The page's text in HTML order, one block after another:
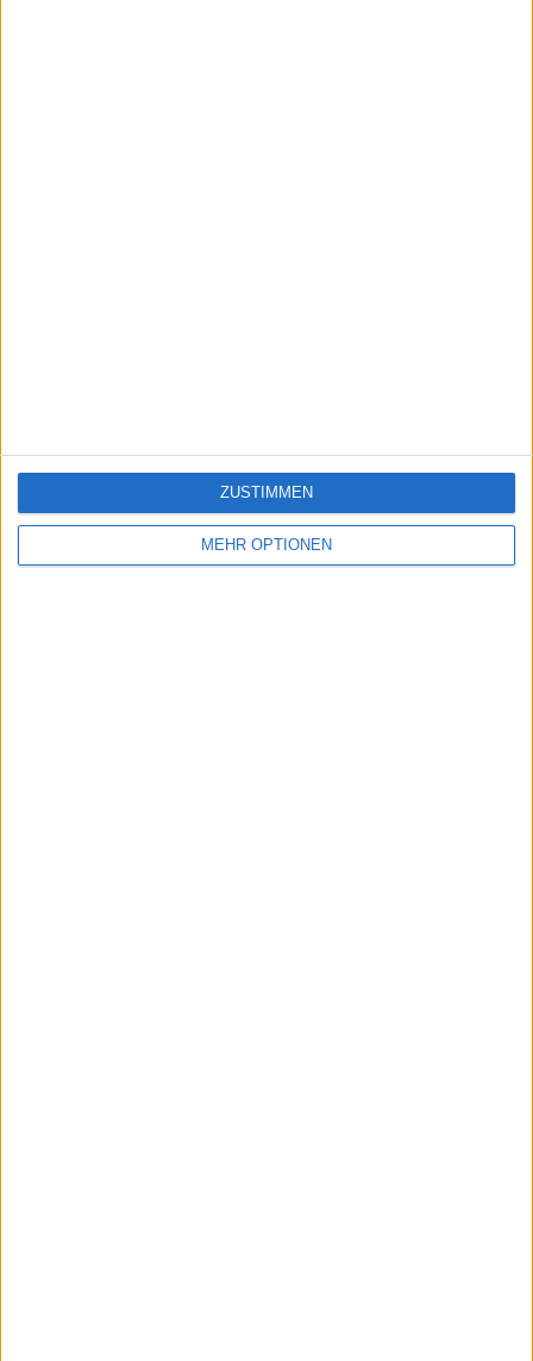
MEHR OPTIONEN
ZUSTIMMEN